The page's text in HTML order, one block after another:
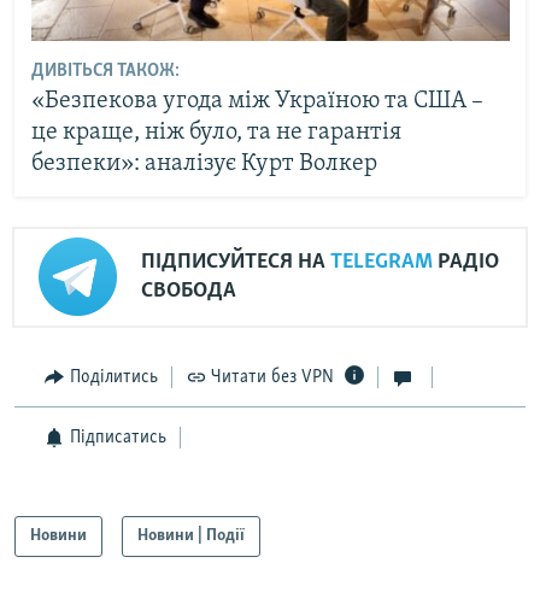
ДИВІТЬСЯ ТАКОЖ:
«Безпекова угода між Україною та США –
це краще, ніж було, та не гарантія
безпеки»: аналізує Курт Волкер
ПІДПИСУЙТЕСЯ НА TELEGRAM РАДІО
СВОБОДА
Поділитись Читати без VPN
Підписатись
Новини Новини | Події